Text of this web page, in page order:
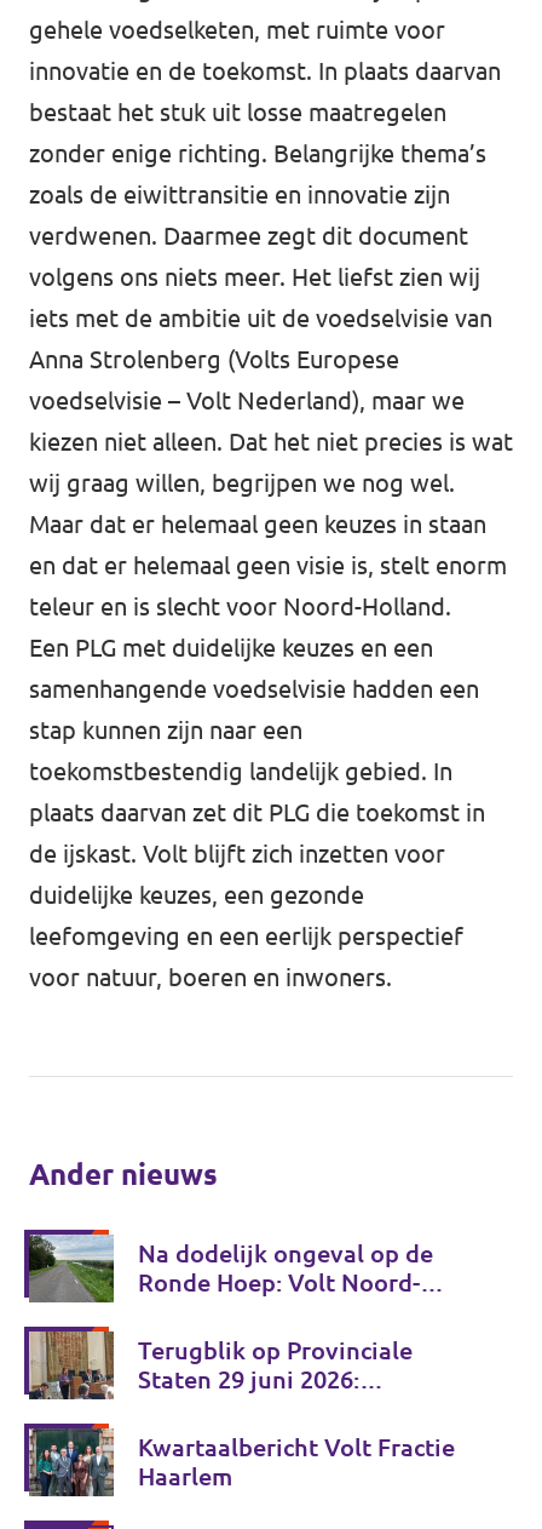
gehele voedselketen, met ruimte voor
innovatie en de toekomst. In plaats daarvan
bestaat het stuk uit losse maatregelen
zonder enige richting. Belangrijke thema’s
zoals de eiwittransitie en innovatie zijn
verdwenen. Daarmee zegt dit document
volgens ons niets meer. Het liefst zien wij
iets met de ambitie uit de voedselvisie van
Anna Strolenberg (Volts Europese
voedselvisie – Volt Nederland), maar we
kiezen niet alleen. Dat het niet precies is wat
wij graag willen, begrijpen we nog wel.
Maar dat er helemaal geen keuzes in staan
en dat er helemaal geen visie is, stelt enorm
teleur en is slecht voor Noord-Holland.
Een PLG met duidelijke keuzes en een
samenhangende voedselvisie hadden een
stap kunnen zijn naar een
toekomstbestendig landelijk gebied. In
plaats daarvan zet dit PLG die toekomst in
de ijskast. Volt blijft zich inzetten voor
duidelijke keuzes, een gezonde
leefomgeving en een eerlijk perspectief
voor natuur, boeren en inwoners.
Ander nieuws
Na dodelijk ongeval op de
Ronde Hoep: Volt Noord-
verkeersveiligheidsplan
Terugblik op Provinciale
Staten 29 juni 2026:
Noord-Holland
Kwartaalbericht Volt Fractie
Haarlem